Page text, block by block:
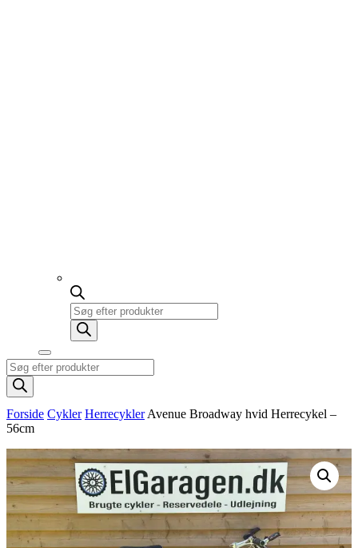
Products
search
Products
search
Forside Cykler Herrecykler Avenue Broadway hvid Herrecykel –
56cm